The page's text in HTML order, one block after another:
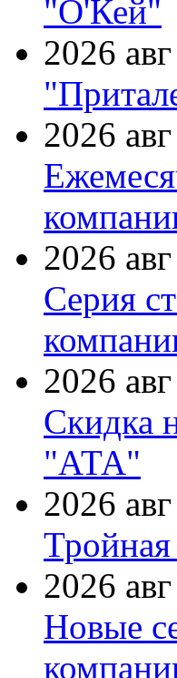
"О'Кей"
2026
2026
2026
Серия
2026
Скидка
"АТА"
2026
2026
Новые